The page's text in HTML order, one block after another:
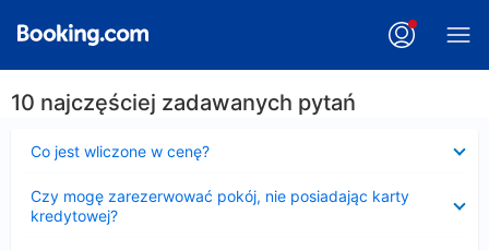
10 najczęściej zadawanych pytań
Co jest wliczone w cenę?
Czy mogę zarezerwować pokój, nie posiadając karty
kredytowej?